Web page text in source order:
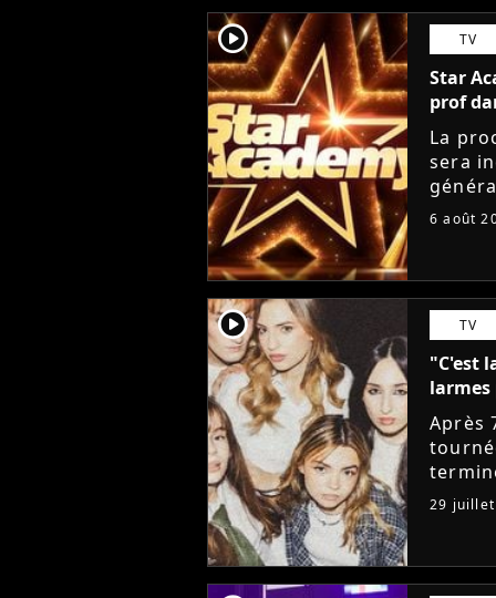
player2 TV
Star
prof
La
sera
6 août
player2 TV
"C'est
larmes
Après
29 juillet